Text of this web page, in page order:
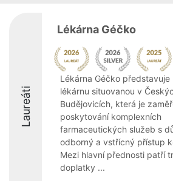
Laureáti
Lékárna Géčko
Lékárna Géčko představuje
lékárnu situovanou v
Budějovicích, která je
poskytování komplexních
farmaceutických služeb s
odborný a vstřícný přístup
Mezi hlavní přednosti patří
doplatky ...